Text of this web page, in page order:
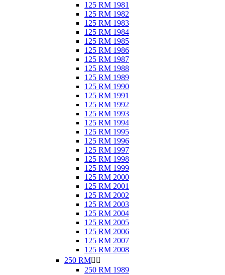
125 RM 1981
125 RM 1982
125 RM 1983
125 RM 1984
125 RM 1985
125 RM 1986
125 RM 1987
125 RM 1988
125 RM 1989
125 RM 1990
125 RM 1991
125 RM 1992
125 RM 1993
125 RM 1994
125 RM 1995
125 RM 1996
125 RM 1997
125 RM 1998
125 RM 1999
125 RM 2000
125 RM 2001
125 RM 2002
125 RM 2003
125 RM 2004
125 RM 2005
125 RM 2006
125 RM 2007
125 RM 2008
250 RM 
250 RM 1989